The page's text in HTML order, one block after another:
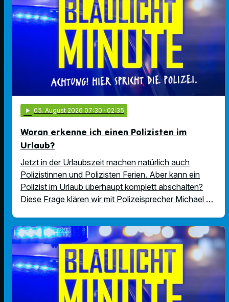
play_arrow 05. August 2026 07:30 · 02:35
Woran erkenne ich einen Polizisten im
Urlaub?
Jetzt in der Urlaubszeit machen natürlich auch
Polizistinnen und Polizisten Ferien. Aber kann ein
Polizist im Urlaub überhaupt komplett abschalten?
Diese Frage klären wir mit Polizeisprecher Michael …